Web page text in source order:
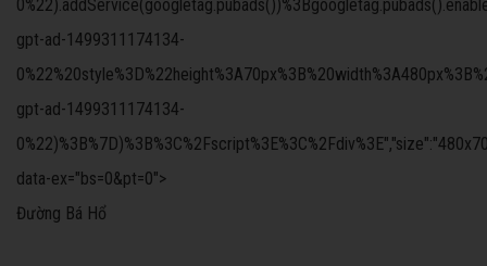
gpt-ad-1499311174134-
gpt-ad-1499311174134-
data-ex="bs=0&pt=0">
Đường Bá Hổ